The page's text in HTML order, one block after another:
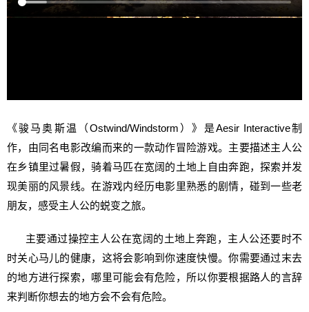
《骏马奥斯温（Ostwind/Windstorm）》是Aesir Interactive制
作，由同名电影改编而来的一款动作冒险游戏。主要描述主人公
在乡镇里过暑假，骑着马匹在宽阔的土地上自由奔跑，探索并发
现美丽的风景线。在游戏内经历电影里熟悉的剧情，碰到一些老
朋友，感受主人公的蜕变之旅。
主要通过操控主人公在宽阔的土地上奔跑，主人公还要时不
时关心马儿的健康，这将会影响到你速度快慢。你需要通过末去
的地方进行探索，哪里可能会有危险，所以你要根据路人的言辞
来判断你想去的地方会不会有危险。